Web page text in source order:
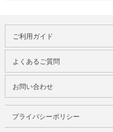
ご利用ガイド
よくあるご質問
お問い合わせ
プライバシーポリシー